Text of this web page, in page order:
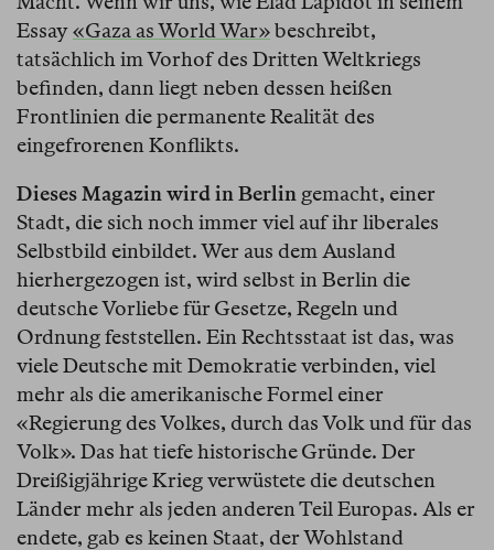
Essay«Gaza as World War»beschreibt,
tatsächlich im Vorhof des Dritten Weltkriegs
befinden, dann liegt neben dessen heißen
Frontlinien die permanente Realität des
eingefrorenen Konflikts.
Dieses Magazin wird in Berlin gemacht, einer
Stadt, die sich noch immer viel auf ihr liberales
Selbstbild einbildet. Wer aus dem Ausland
hierhergezogen ist, wird selbst in Berlin die
deutsche Vorliebe für Gesetze, Regeln und
Ordnung feststellen. Ein Rechtsstaat ist das, was
viele Deutsche mit Demokratie verbinden, viel
mehr als die amerikanische Formel einer
«Regierung des Volkes, durch das Volk und für das
Volk». Das hat tiefe historische Gründe. Der
Dreißigjährige Krieg verwüstete die deutschen
Länder mehr als jeden anderen Teil Europas. Als er
endete, gab es keinen Staat, der Wohlstand